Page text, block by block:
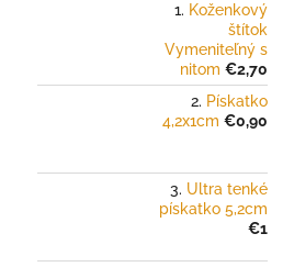
Koženkový
štítok
Vymeniteľný s
nitom €2,70
Pískatko
4,2x1cm €0,90
Ultra tenké
pískatko 5,2cm
€1